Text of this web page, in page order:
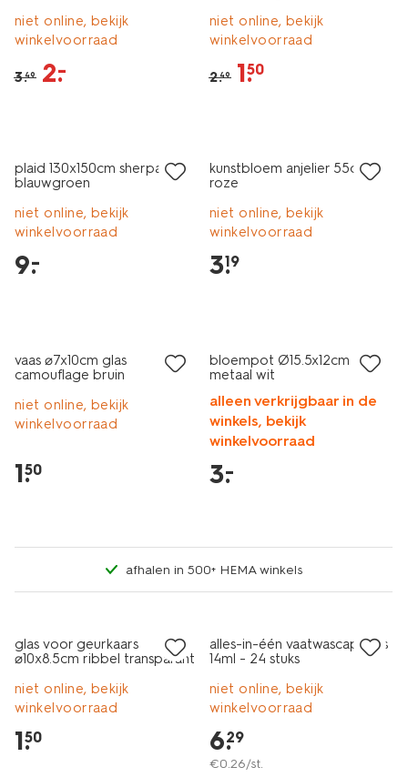
niet online, bekijk
winkelvoorraad
3.49 2.
–
niet online, bekijk
winkelvoorraad
2.49 1.
50
plaid 130x150cm sherpa
blauwgroen
niet online, bekijk
winkelvoorraad
9.
–
kunstbloem anjelier 55cm
roze
niet online, bekijk
winkelvoorraad
3.
19
vaas ⌀7x10cm glas
camouflage bruin
niet online, bekijk
winkelvoorraad
1.
50
bloempot Ø15.5x12cm
metaal wit
alleen verkrijgbaar in de
winkels, bekijk
winkelvoorraad
3.
–
afhalen in 500+ HEMA winkels
glas voor geurkaars
⌀10x8.5cm ribbel transparant
niet online, bekijk
winkelvoorraad
1.
50
alles-in-één vaatwascapsules
14ml - 24 stuks
niet online, bekijk
winkelvoorraad
6.
29
€0.26/st.
vegan